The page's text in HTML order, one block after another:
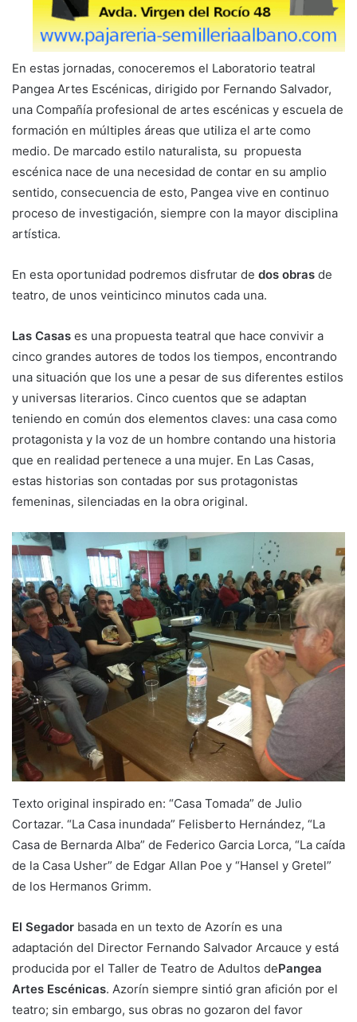
En estas jornadas, conoceremos el Laboratorio teatral
Pangea Artes Escénicas, dirigido por Fernando Salvador,
una Compañía profesional de artes escénicas y escuela de
formación en múltiples áreas que utiliza el arte como
medio. De marcado estilo naturalista, su propuesta
escénica nace de una necesidad de contar en su amplio
sentido, consecuencia de esto, Pangea vive en continuo
proceso de investigación, siempre con la mayor disciplina
artística.
En esta oportunidad podremos disfrutar de dos obras de
teatro, de unos veinticinco minutos cada una.
Las Casas es una propuesta teatral que hace convivir a
cinco grandes autores de todos los tiempos, encontrando
una situación que los une a pesar de sus diferentes estilos
y universas literarios. Cinco cuentos que se adaptan
teniendo en común dos elementos claves: una casa como
protagonista y la voz de un hombre contando una historia
que en realidad pertenece a una mujer. En Las Casas,
estas historias son contadas por sus protagonistas
femeninas, silenciadas en la obra original.
Texto original inspirado en: “Casa Tomada” de Julio
Cortazar. “La Casa inundada” Felisberto Hernández, “La
Casa de Bernarda Alba” de Federico Garcia Lorca, “La caída
de la Casa Usher” de Edgar Allan Poe y “Hansel y Gretel”
de los Hermanos Grimm.
El Segador basada en un texto de Azorín es una
adaptación del Director Fernando Salvador Arcauce y está
producida por el Taller de Teatro de Adultos dePangea
Artes Escénicas. Azorín siempre sintió gran afición por el
teatro; sin embargo, sus obras no gozaron del favor